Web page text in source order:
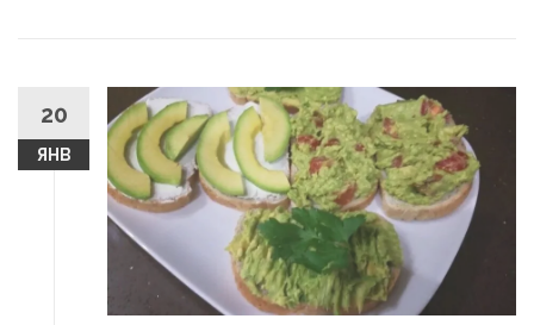
20
ЯНВ